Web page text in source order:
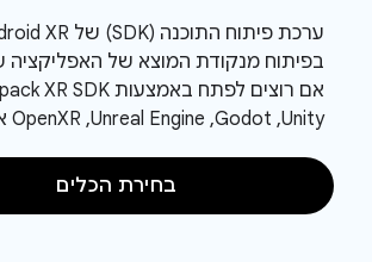
בפיתוח מנקודת המוצא של האפליקציה
Unity,‏ Godot,‏ Unreal Engine,‏ OpenXR או WebXR.
בחירת הכלים